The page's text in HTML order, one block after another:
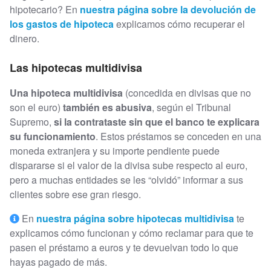
hipotecario? En nuestra página sobre la devolución de
los gastos de hipotecaexplicamos cómo recuperar el
dinero.
Las hipotecas multidivisa
Una hipoteca multidivisa (concedida en divisas que no
son el euro) también es abusiva, según el Tribunal
Supremo, si la contrataste sin que el banco te explicara
su funcionamiento. Estos préstamos se conceden en una
moneda extranjera y su importe pendiente puede
dispararse si el valor de la divisa sube respecto al euro,
pero a muchas entidades se les “olvidó” informar a sus
clientes sobre ese gran riesgo.
En nuestra página sobre hipotecas multidivisate
explicamos cómo funcionan y cómo reclamar para que te
pasen el préstamo a euros y te devuelvan todo lo que
hayas pagado de más.